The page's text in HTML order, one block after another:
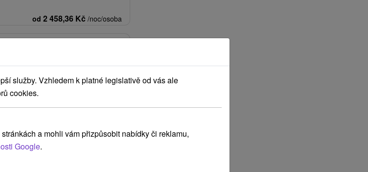
od 2 458,36 Kč /noc/osoba
servisem, který se neodmítá
Polopenze
chutná večeře, neomezený vstup do
služby. Vzhledem k platné legislativě od vás ale
cookies.
a mohli vám přizpůsobit nabídky či reklamu,
Google.